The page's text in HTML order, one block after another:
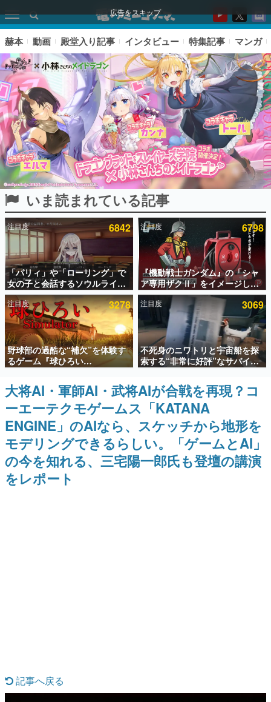
広告をスキップ
ピックアップ
電ファミのいま読まれている記事ランキング
アプリセール情報
インタビュー
連載・特集一覧
殿堂入り記事
SNS拡散数が数千以上！ ページビュー数万以上！ などな
ど。多くの人々に読まれた、電ファミ渾身の“殿堂入り”記
事をまとめました。
ゲームの企画書
名作ゲームクリエイターの方々に製作時のエピソードをお
聞きし、ヒットする企画（ゲーム）とは何か？を探ってい
きます。
赫本
この物語を解いてはいけない。『赫本』は、〈試験問題〉
の形をした短編ホラー小説集です。
赫本 動画 殿堂入り記事 インタビュー 特集記事 マンガ
いま読まれている記事
注目度 6842
「パリィ」や「ローリング」で
女の子と会話するソウルライク
恋愛ゲーム『小早川さんはソウ
ルライク』無料公開。返事に失
敗すると「YOU DIED」
注目度 6798
『機動戦士ガンダム』の「シャ
ア専用ザクⅡ」をイメージした
散水ホースリールが予約開始。
本体にはシャアのパーソナルマ
ークやジオン公国軍のエンブレ
ム、型式番号などを配置
注目度 3278
野球部の過酷な“補欠”を体験す
るゲーム『球ひろい
Simulator』が「1件」のウィッ
シュリストをもとにチェコ語に
対応しSNSで話題に。『キング
ダム・カム』開発元やチェコの
プロ野球選手から称賛の声
注目度 3069
不死身のニワトリと宇宙船を探
索する“非常に好評”なサバイバ
ルゲーム『Breathedge』が無
料で配布中。入手できる期間は8
月10日まで
大将AI・軍師AI・武将AIが合戦を再現？コ
ーエーテクモゲームス「KATANA
ENGINE」のAIなら、スケッチから地形を
モデリングできるらしい。「ゲームとAI」
の今を知れる、三宅陽一郎氏も登壇の講演
をレポート
記事へ戻る